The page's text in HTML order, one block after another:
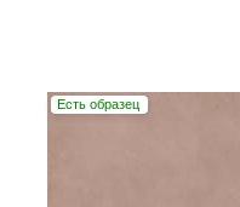
Есть образец